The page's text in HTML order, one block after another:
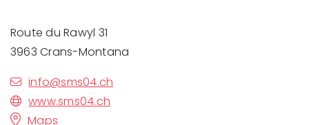
Route du Rawyl 31
3963 Crans-Montana
info@sms04.ch
www.sms04.ch
Maps